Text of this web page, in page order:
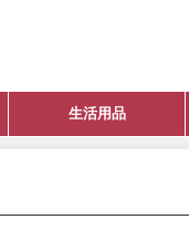
生活用品